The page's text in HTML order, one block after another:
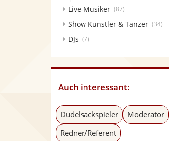
Live-Musiker (87)
Show Künstler & Tänzer (34)
DJs (7)
Auch interessant:
Dudelsackspieler
Moderator
Redner/Referent